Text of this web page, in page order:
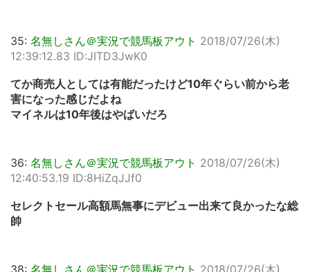
35: 名無しさん＠実況で競馬板アウト 2018/07/26(木)
12:39:12.83 ID:JITD3JwK0
てか商売人としては有能だったけど10年ぐらい前から老
害になった感じだよね
マイネルは10年後はやばいだろ
36: 名無しさん＠実況で競馬板アウト 2018/07/26(木)
12:40:53.19 ID:8HiZqJJf0
セレクトセール高額馬無事にデビュー出来て良かったな総
帥
38: 名無しさん＠実況で競馬板アウト 2018/07/26(木)